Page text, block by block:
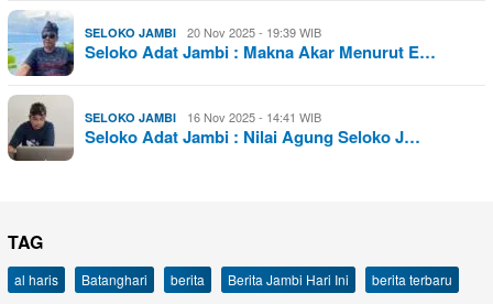
SELOKO JAMBI 20 Nov 2025 - 19:39 WIB
Seloko Adat Jambi : Makna Akar Menurut E…
SELOKO JAMBI 16 Nov 2025 - 14:41 WIB
Seloko Adat Jambi : Nilai Agung Seloko J…
TAG
al haris Batanghari berita Berita Jambi Hari Ini
berita terbaru